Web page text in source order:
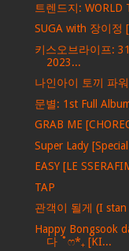
트렌드지: WORLD
SUGA with 장이정
키스오브라이프:
2023...
나인아이 토끼 파
문별: 1st Full
GRAB ME
Super Lady
EASY [LE
TAP
관객이 될게 (I stan
Happy Bongsook
다 ˚ෆ*₊ [KI...